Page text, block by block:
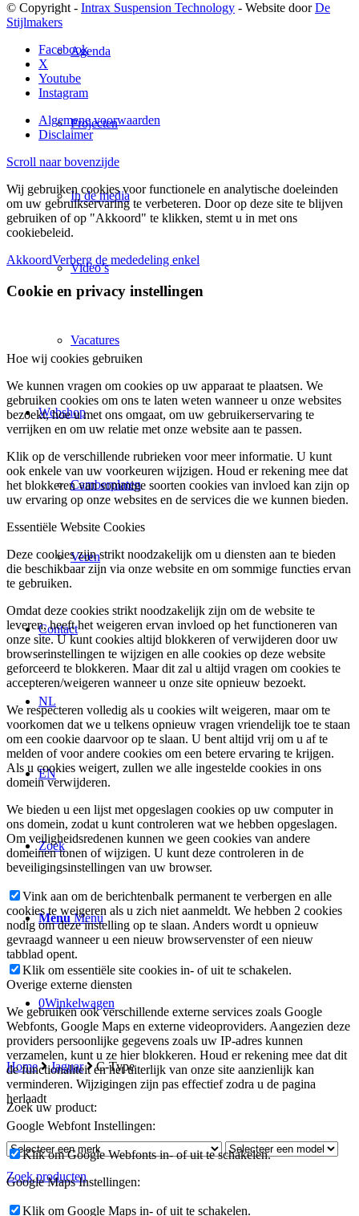
Agenda
Projecten
In de media
Video’s
Vacatures
Webshop
Camberplaten
Veren
Contact
NL
EN
Zoek
Menu Menu
0Winkelwagen
Home Jaguar C-Type
Zoek uw product:
Zoek producten
© Copyright - Intrax Suspension Technology - Website doorDe
Stijlmakers
Facebook
X
Youtube
Instagram
Algemene voorwaarden
Disclaimer
Scroll naar bovenzijde
Wij gebruiken cookies voor functionele en analytische doeleinden
om uw gebruikservaring te verbeteren. Door op deze site te blijven
gebruiken of op "Akkoord" te klikken, stemt u in met ons
cookiebeleid.
AkkoordVerberg de mededeling enkel
Cookie en privacy instellingen
Hoe wij cookies gebruiken
We kunnen vragen om cookies op uw apparaat te plaatsen. We
gebruiken cookies om ons te laten weten wanneer u onze websites
bezoekt, hoe u met ons omgaat, om uw gebruikerservaring te
verrijken en om uw relatie met onze website aan te passen.
Klik op de verschillende rubrieken voor meer informatie. U kunt
ook enkele van uw voorkeuren wijzigen. Houd er rekening mee dat
het blokkeren van sommige soorten cookies van invloed kan zijn op
uw ervaring op onze websites en de services die we kunnen bieden.
Essentiële Website Cookies
Deze cookies zijn strikt noodzakelijk om u diensten aan te bieden
die beschikbaar zijn via onze website en om sommige functies ervan
te gebruiken.
Omdat deze cookies strikt noodzakelijk zijn om de website te
leveren, heeft het weigeren ervan invloed op het functioneren van
onze site. U kunt cookies altijd blokkeren of verwijderen door uw
browserinstellingen te wijzigen en alle cookies op deze website
geforceerd te blokkeren. Maar dit zal u altijd vragen om cookies te
accepteren/weigeren wanneer u onze site opnieuw bezoekt.
We respecteren volledig als u cookies wilt weigeren, maar om te
voorkomen dat we u telkens opnieuw vragen vriendelijk toe te staan
om een cookie daarvoor op te slaan. U bent altijd vrij om u af te
melden of voor andere cookies om een betere ervaring te krijgen.
Als u cookies weigert, zullen we alle ingestelde cookies in ons
domein verwijderen.
We bieden u een lijst met opgeslagen cookies op uw computer in
ons domein, zodat u kunt controleren wat we hebben opgeslagen.
Om veiligheidsredenen kunnen we geen cookies van andere
domeinen tonen of wijzigen. U kunt deze controleren in de
beveiligingsinstellingen van uw browser.
Vink aan om de berichtenbalk permanent te verbergen en alle
cookies te weigeren als u zich niet aanmeldt. We hebben 2 cookies
nodig om deze instelling op te slaan. Anders wordt u opnieuw
gevraagd wanneer u een nieuw browservenster of een nieuw
tabblad opent.
Klik om essentiële site cookies in- of uit te schakelen.
Overige externe diensten
We gebruiken ook verschillende externe services zoals Google
Webfonts, Google Maps en externe videoproviders. Aangezien deze
providers persoonlijke gegevens zoals uw IP-adres kunnen
verzamelen, kunt u ze hier blokkeren. Houd er rekening mee dat dit
de functionaliteit en het uiterlijk van onze site aanzienlijk kan
verminderen. Wijzigingen zijn pas effectief zodra u de pagina
herlaadt
Google Webfont Instellingen:
Klik om Google Webfonts in- of uit te schakelen.
Google Maps Instellingen:
Klik om Google Maps in- of uit te schakelen.